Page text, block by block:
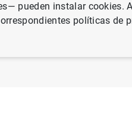
pueden instalar cookies.
políticas de